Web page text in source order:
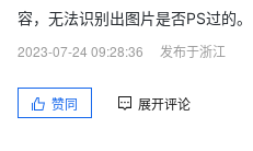
容，无法识别出图片是否PS过的。
2023-07-24 09:28:36
发布于浙江
赞同 展开评论